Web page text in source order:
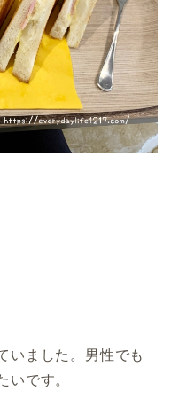
いました。男性でも
いです。